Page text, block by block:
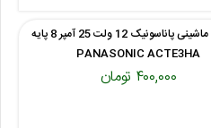
رله دوبل ماشینی پاناسونیک 12 ولت 25 آمپر 8 پایه
PANASONIC ACTE3HA
۴۰۰,۰۰۰ تومان